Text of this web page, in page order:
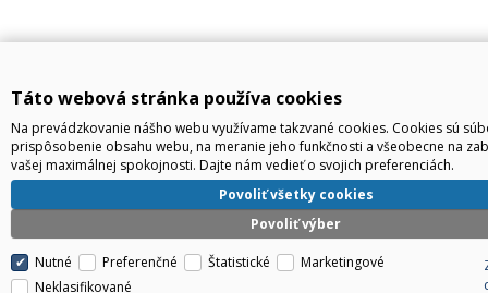
Táto webová stránka používa cookies
Na prevádzkovanie nášho webu využívame takzvané cookies. Cookies sú
prispôsobenie obsahu webu, na meranie jeho funkčnosti a všeobecne na
vašej maximálnej spokojnosti. Dajte nám vedieť o svojich preferenciách.
Povoliť výber
Povoliť všetky cookies
Nutné Preferenčné Štatistické
Marketingové
Neklasifikované